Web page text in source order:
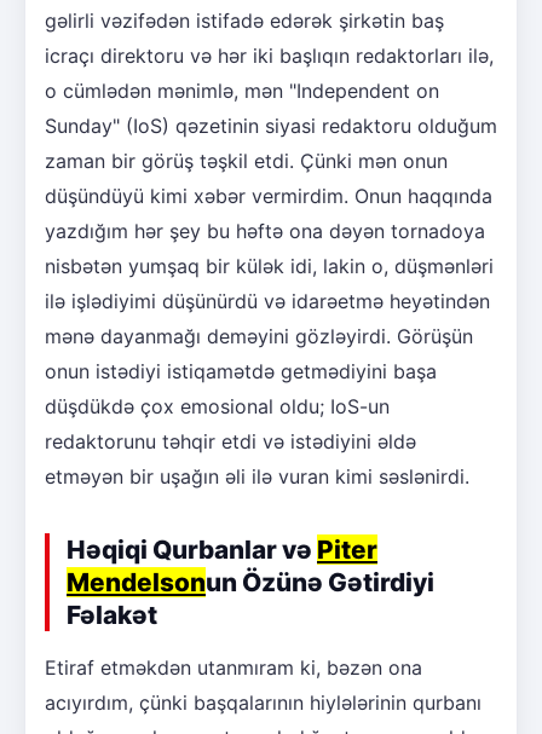
gəlirli vəzifədən istifadə edərək şirkətin baş
icraçı direktoru və hər iki başlıqın redaktorları ilə,
o cümlədən mənimlə, mən "Independent on
Sunday" (IoS) qəzetinin siyasi redaktoru olduğum
zaman bir görüş təşkil etdi. Çünki mən onun
düşündüyü kimi xəbər vermirdim. Onun haqqında
yazdığım hər şey bu həftə ona dəyən tornadoya
nisbətən yumşaq bir külək idi, lakin o, düşmənləri
ilə işlədiyimi düşünürdü və idarəetmə heyətindən
mənə dayanmağı deməyini gözləyirdi. Görüşün
onun istədiyi istiqamətdə getmədiyini başa
düşdükdə çox emosional oldu; IoS-un
redaktorunu təhqir etdi və istədiyini əldə
etməyən bir uşağın əli ilə vuran kimi səslənirdi.
Həqiqi Qurbanlar və Piter
Mendelsonun Özünə Gətirdiyi
Fəlakət
Etiraf etməkdən utanmıram ki, bəzən ona
acıyırdım, çünki başqalarının hiylələrinin qurbanı